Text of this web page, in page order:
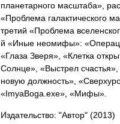
планетарного масштаба»,
«Проблема галактического
третий «Проблема
й «Иные неомифы»:
«Глаза Зверя», «Клетка
Солнце», «Выстрел
новую должность»,
«ImyaBoga.exe», «Мифы».
Издательство: "Автор" (2013)